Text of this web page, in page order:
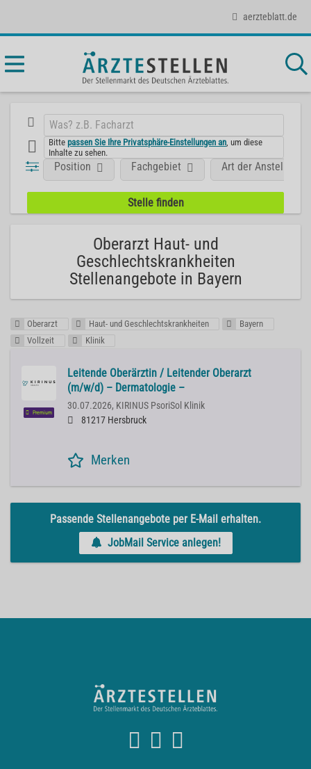
aerzteblatt.de
Bittepassen Sie Ihre Privatsphäre-Einstellungen an , um diese
Inhalte zu sehen.
Position Fachgebiet Art der Anstellung
Oberarzt Haut- und
Geschlechtskrankheiten
Stellenangebote in Bayern
Oberarzt Haut- und Geschlechtskrankheiten
Bayern
Vollzeit
Klinik
Premium
Leitende Oberärztin / Leitender Oberarzt
(m/w/d) – Dermatologie –
30.07.2026, KIRINUS PsoriSol Klinik
81217 Hersbruck
Merken
Passende Stellenangebote per E-Mail erhalten.
JobMail Service anlegen!